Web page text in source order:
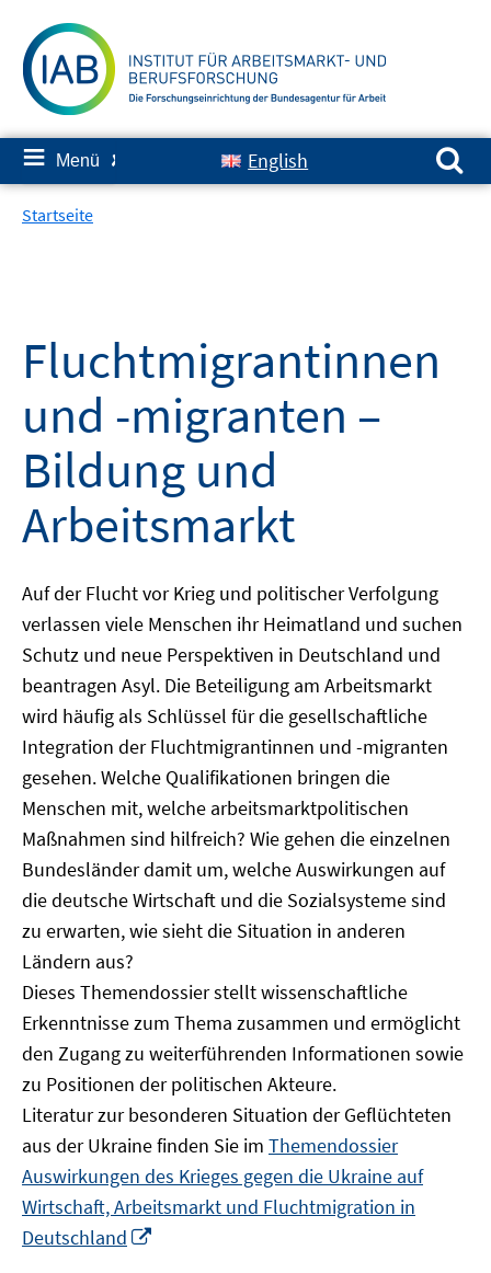
zum
Inhalt
≡ Menü ✘ English
Suchen nach:
Startseite
Fluchtmigrantinnen
und -migranten –
Bildung und
Arbeitsmarkt
Auf der Flucht vor Krieg und politischer Verfolgung
verlassen viele Menschen ihr Heimatland und suchen
Schutz und neue Perspektiven in Deutschland und
beantragen Asyl. Die Beteiligung am Arbeitsmarkt
wird häufig als Schlüssel für die gesellschaftliche
Integration der Fluchtmigrantinnen und -migranten
gesehen. Welche Qualifikationen bringen die
Menschen mit, welche arbeitsmarktpolitischen
Maßnahmen sind hilfreich? Wie gehen die einzelnen
Bundesländer damit um, welche Auswirkungen auf
die deutsche Wirtschaft und die Sozialsysteme sind
zu erwarten, wie sieht die Situation in anderen
Ländern aus?
Dieses Themendossier stellt wissenschaftliche
Erkenntnisse zum Thema zusammen und ermöglicht
den Zugang zu weiterführenden Informationen sowie
zu Positionen der politischen Akteure.
Literatur zur besonderen Situation der Geflüchteten
aus der Ukraine finden Sie im Themendossier
Auswirkungen des Krieges gegen die Ukraine auf
Wirtschaft, Arbeitsmarkt und Fluchtmigration in
Deutschland